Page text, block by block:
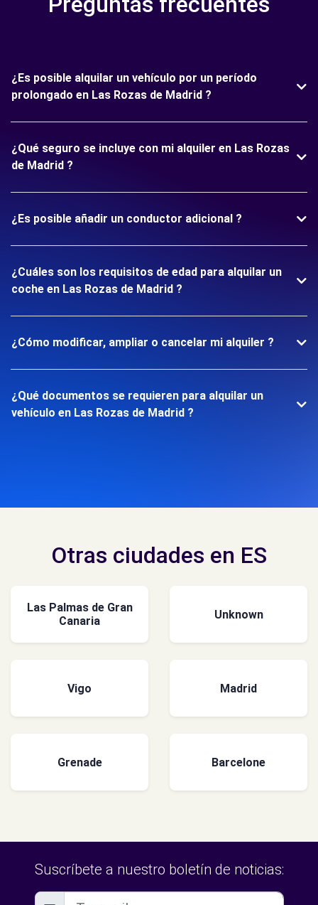
¿Es posible alquilar un vehículo por un período
prolongado en Las Rozas de Madrid ?
¿Qué seguro se incluye con mi alquiler en Las Rozas
de Madrid ?
¿Es posible añadir un conductor adicional ?
¿Cuáles son los requisitos de edad para alquilar un
coche en Las Rozas de Madrid ?
¿Cómo modificar, ampliar o cancelar mi alquiler ?
¿Qué documentos se requieren para alquilar un
vehículo en Las Rozas de Madrid ?
Otras ciudades en ES
Las Palmas de Gran
Canaria
Unknown
Vigo Madrid
Grenade Barcelone
Suscríbete a nuestro boletín de noticias: